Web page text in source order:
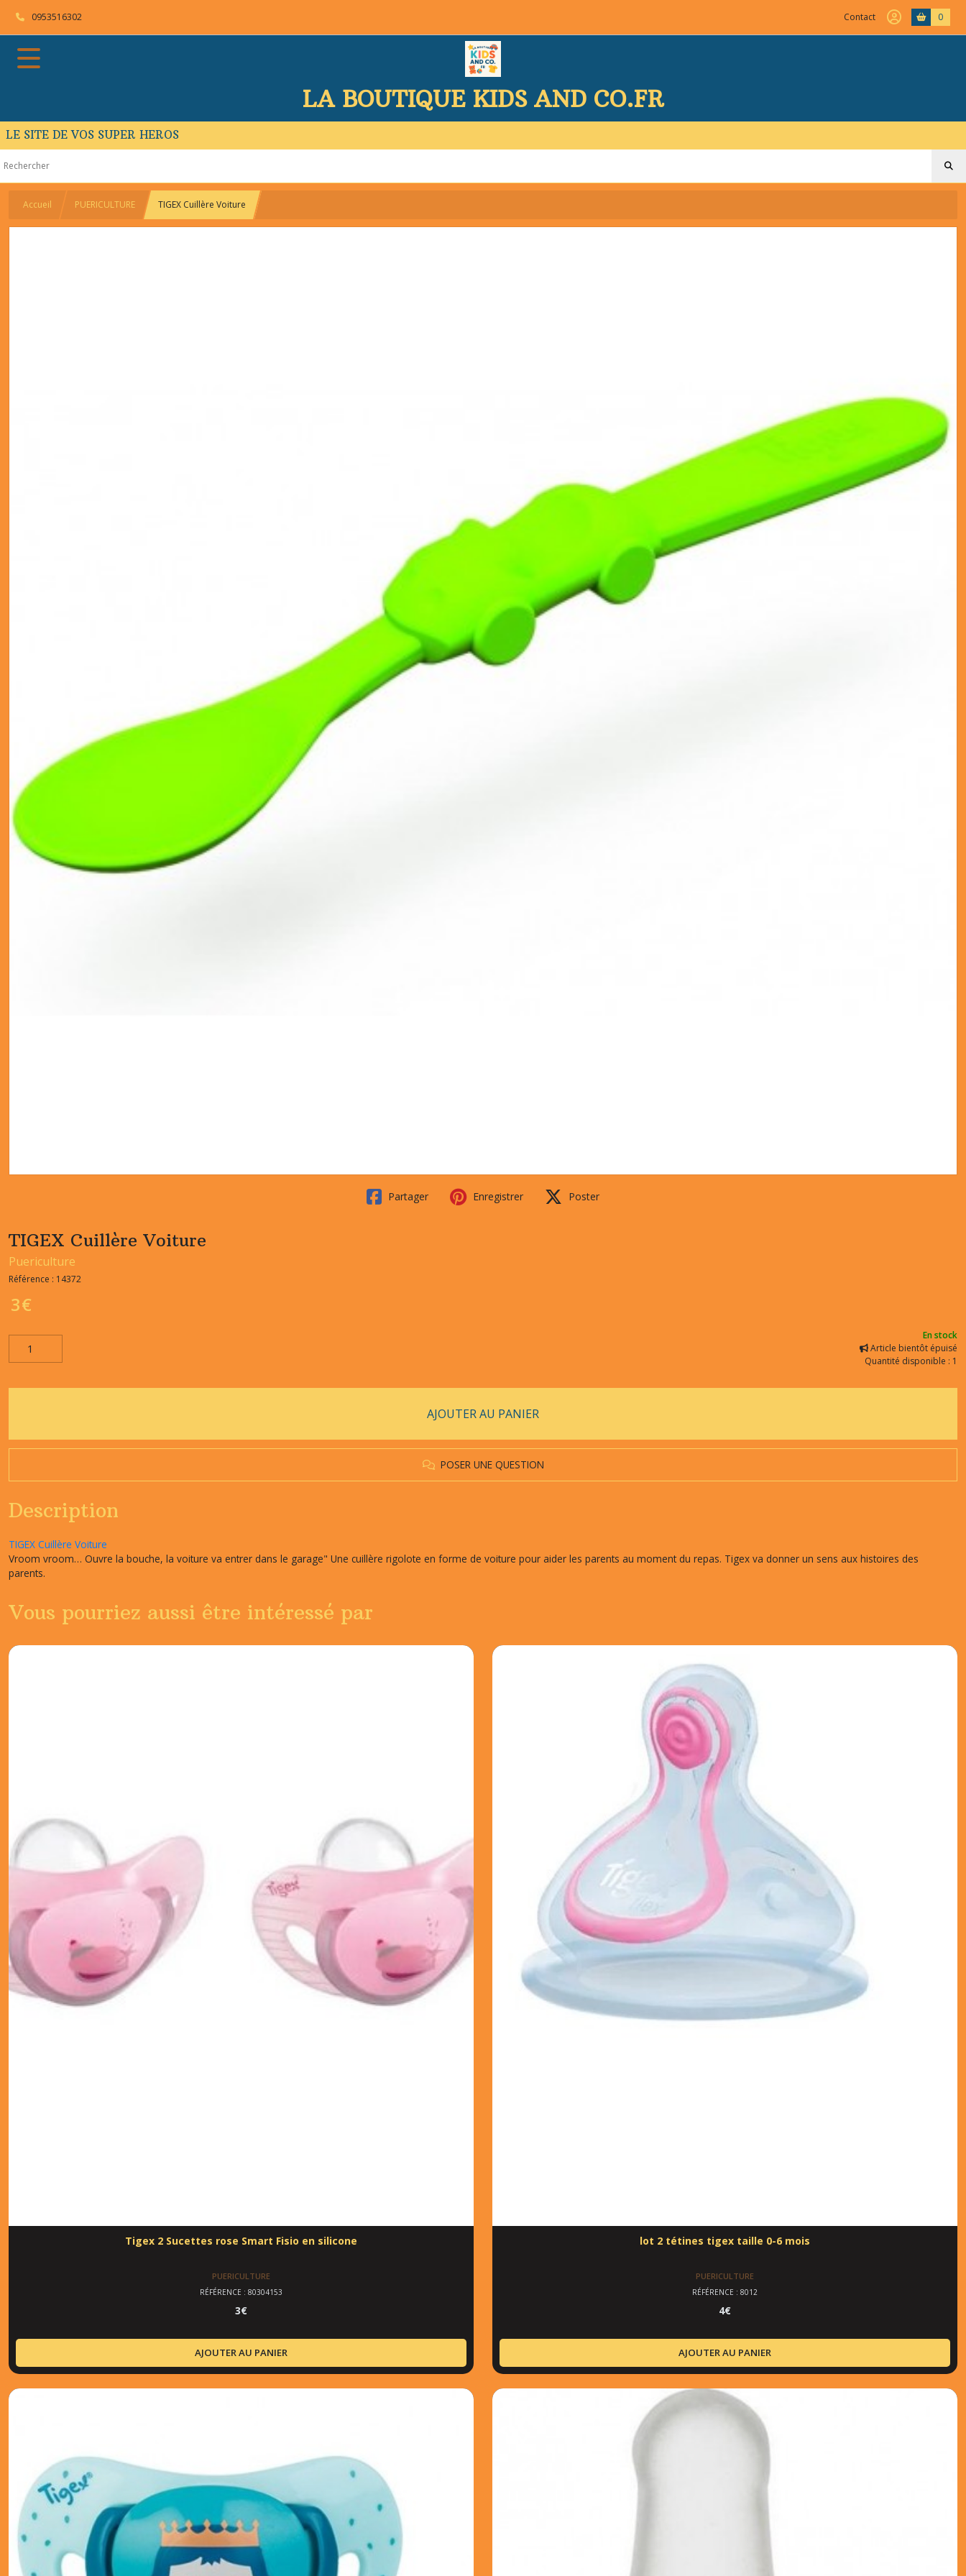
0953516302 Contact 0
LA BOUTIQUE KIDS AND CO.FR
LE SITE DE VOS SUPER HEROS
Accueil PUERICULTURE TIGEX Cuillère Voiture
Partager Enregistrer Poster
TIGEX Cuillère Voiture
Puericulture
Référence : 14372
3€
En stock
Article bientôt épuisé
Quantité disponible : 1
AJOUTER AU PANIER
POSER UNE QUESTION
Description
TIGEX Cuillère Voiture
Vroom vroom… Ouvre la bouche, la voiture va entrer dans le garage" Une cuillère rigolote en forme de voiture pour aider les parents au moment du repas. Tigex va donner un sens aux histoires des
parents.
Vous pourriez aussi être intéressé par
Tigex 2 Sucettes rose Smart Fisio en silicone
PUERICULTURE
RÉFÉRENCE : 80304153
3€
AJOUTER AU PANIER
lot 2 tétines tigex taille 0-6 mois
PUERICULTURE
RÉFÉRENCE : 8012
4€
AJOUTER AU PANIER